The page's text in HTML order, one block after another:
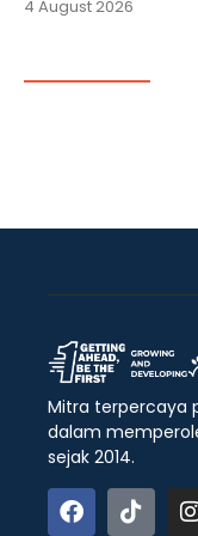
4 August 2026
Mitra terpercaya
dalam
sejak 2014.